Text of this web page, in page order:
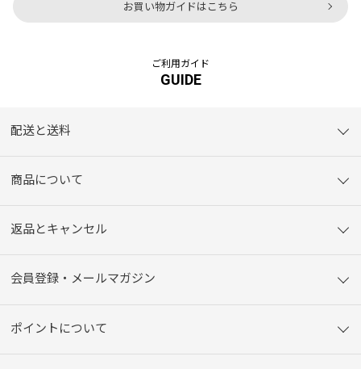
お買い物ガイドはこちら
ご利用ガイド
GUIDE
配送と送料
商品について
返品とキャンセル
会員登録・メールマガジン
ポイントについて